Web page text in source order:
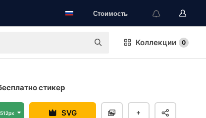
Стоимость
Коллекции 0
стикер
512px SVG